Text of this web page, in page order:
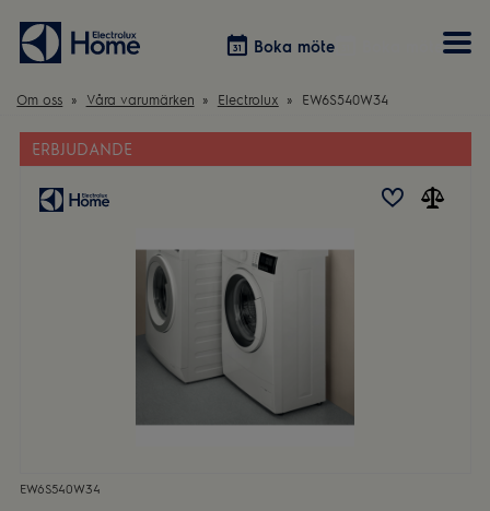
Boka möte
Våra kök
Inspiration
Övrigt
Förvaring
Välja garderobslösning
Övrigt
Vitvaror
Dammsugare
Om oss Våra varumärken Electrolux EW6S540W34
ERBJUDANDE
EW6S540W34